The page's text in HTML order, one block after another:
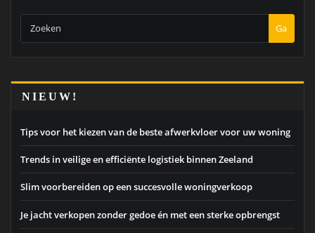
Ga
NIEUW!
Tips voor het kiezen van de beste afwerkvloer voor uw woning
Trends in veilige en efficiënte logistiek binnen Zeeland
Slim voorbereiden op een succesvolle woningverkoop
Je jacht verkopen zonder gedoe én met een sterke opbrengst